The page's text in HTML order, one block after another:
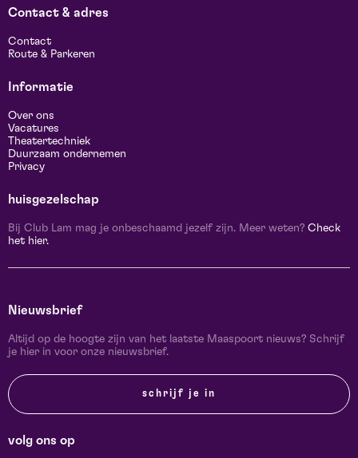
Contact & adres
Contact
Route & Parkeren
Informatie
Over ons
Vacatures
Theatertechniek
Duurzaam ondernemen
Privacy
huisgezelschap
Bij Club Lam mag je onbeschaamd jezelf zijn. Meer weten? Check
het hier.
Nieuwsbrief
Altijd op de hoogte zijn van het laatste Maaspoort nieuws? Schrijf
je hier in voor onze nieuwsbrief.
schrijf je in
volg ons op